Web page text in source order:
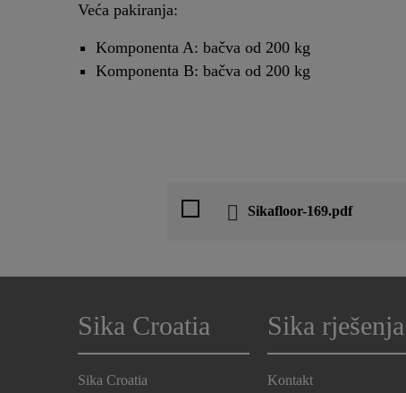
Veća pakiranja:
Komponenta A: bačva od 200 kg
Komponenta B: bačva od 200 kg
Sikafloor-169.pdf
Sika Croatia
Sika Croatia
Sika rješenja
Kontakt